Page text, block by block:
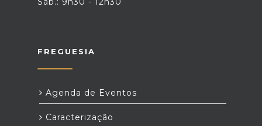
FREGUESIA
Agenda de Eventos
Caracterização